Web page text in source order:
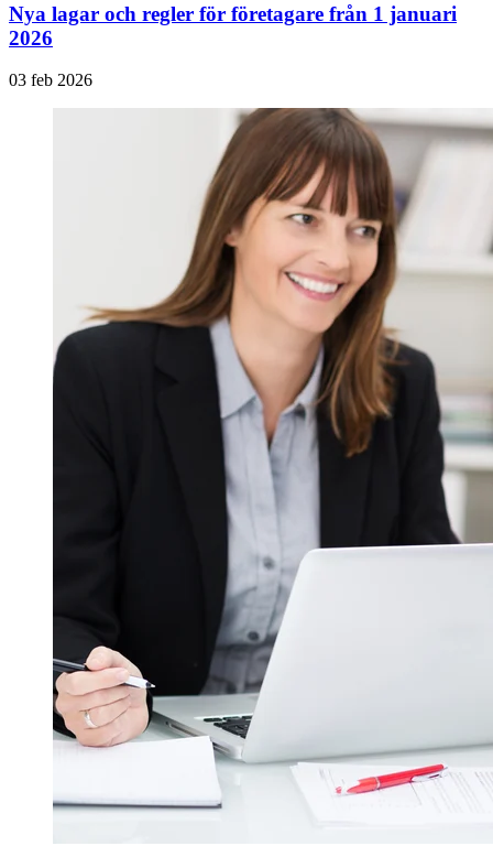
Nya lagar och regler för företagare från 1 januari
2026
03 feb 2026